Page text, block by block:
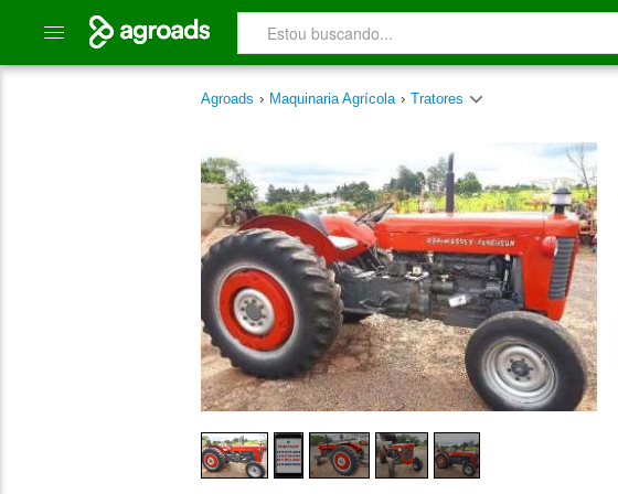
Agroads › Maquinaria Agrícola › Tratores